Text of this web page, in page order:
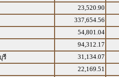
23,520.90
337,654.56
54,801.04
94,312.17
รี
31,134.07
22,169.51